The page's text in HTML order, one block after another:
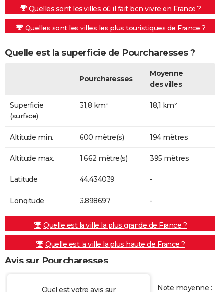
Quelles sont les villes où il fait bon vivre en France ?
Quelles sont les villes les plus touristiques de France ?
Quelle est la superficie de Pourcharesses ?
Pourcharesses
Moyenne
des villes
Superficie
(surface)
31,8 km² 18,1 km²
Altitude min. 600 mètre(s) 194 mètres
Altitude max. 1 662 mètre(s) 395 mètres
Latitude 44.434039 -
Longitude 3.898697 -
Quelle est la ville la plus grande de France ?
Quelle est la ville la plus haute de France ?
Avis sur Pourcharesses
Quel est votre avis sur Note moyenne :